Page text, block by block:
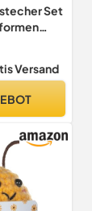
Set
Ostern für
Versand